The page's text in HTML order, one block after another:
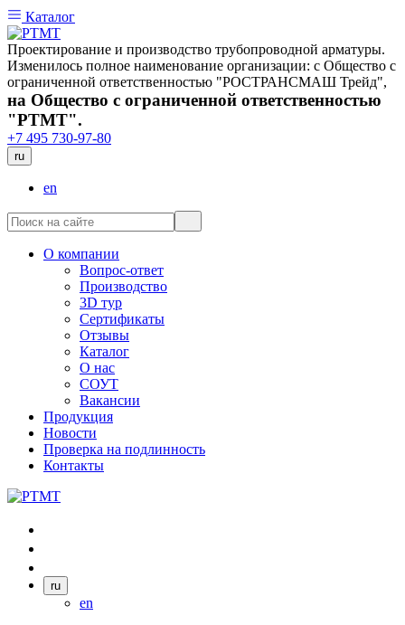
Каталог
Проектирование и производство трубопроводной арматуры.
Изменилось полное наименование организации: с Общество с
ограниченной ответственностью "РОСТРАНСМАШ Трейд",
на Общество с ограниченной ответственностью
"РТМТ".
+7 495 730-97-80
ru
en
О компании
Вопрос-ответ
Производство
3D тур
Сертификаты
Отзывы
Каталог
О нас
СОУТ
Вакансии
Продукция
Новости
Проверка на подлинность
Контакты
ru
en